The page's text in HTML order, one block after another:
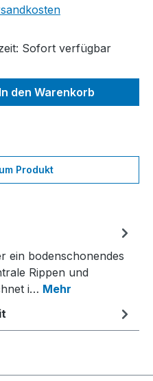
Sofort verfügbar
den
In den Warenkorb
Produkt
ein bodenschonendes
Rippen und
i… Mehr